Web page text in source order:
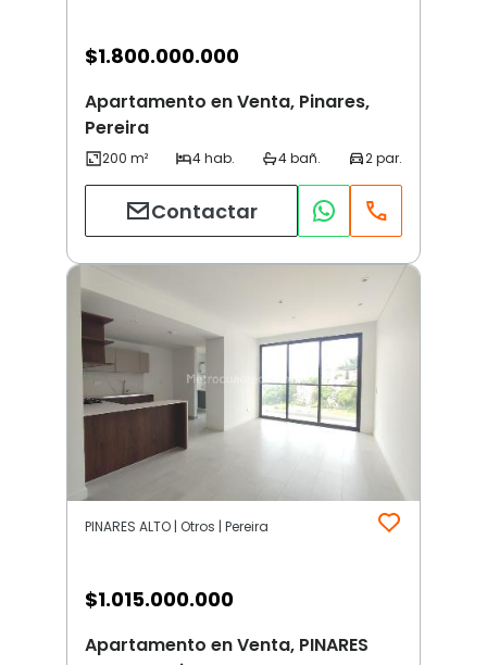
$1.800.000.000
Apartamento en Venta, Pinares,
Pereira
Contactar
PINARES ALTO | Otros | Pereira
$1.015.000.000
Apartamento en Venta, PINARES